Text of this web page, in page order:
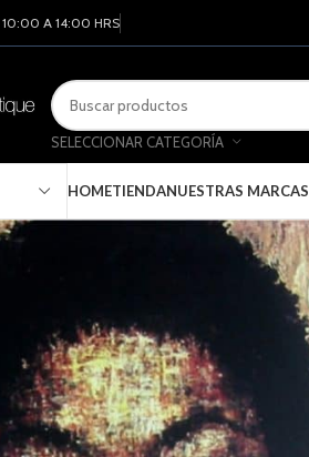
10:00 A 14:00 HRS
SELECCIONAR CATEGORÍA
HOMETIENDANUESTRAS MARCAS